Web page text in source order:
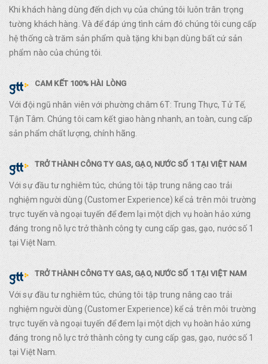
Khi khách hàng dùng đến dịch vụ của chúng tôi luôn trân trọng
tường khách hàng. Và để đáp ứng tình cảm đó chúng tôi cung cấp
hệ thống cà trăm sản phẩm quà tặng khi bạn dùng bất cứ sản
phẩm nào của chúng tôi.
CAM KẾT 100% HÀI LÒNG
Với đội ngũ nhân viên với phường châm 6T: Trung Thực, Tử Tế,
Tận Tâm. Chúng tôi cam kết giao hàng nhanh, an toàn, cung cấp
sản phẩm chất lượng, chính hãng.
TRỞ THÀNH CÔNG TY GAS, GẠO, NƯỚC SỐ 1 TẠI VIỆT NAM
Với sự đầu tư nghiêm túc, chúng tôi tập trung nâng cao trải
nghiệm người dùng (Customer Experience) kể cả trên môi trường
trực tuyến và ngoại tuyến để đem lại một dịch vụ hoàn hảo xứng
đáng trong nỗ lực trở thành công ty cung cấp gas, gạo, nước số 1
tại Việt Nam.
TRỞ THÀNH CÔNG TY GAS, GẠO, NƯỚC SỐ 1 TẠI VIỆT NAM
Với sự đầu tư nghiêm túc, chúng tôi tập trung nâng cao trải
nghiệm người dùng (Customer Experience) kể cả trên môi trường
trực tuyến và ngoại tuyến để đem lại một dịch vụ hoàn hảo xứng
đáng trong nỗ lực trở thành công ty cung cấp gas, gạo, nước số 1
tại Việt Nam.